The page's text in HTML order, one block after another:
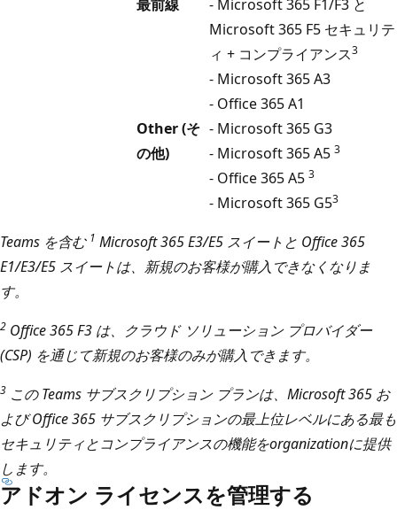
最前線
- Microsoft 365 F1/F3 と
Microsoft 365 F5 セキュリテ
ィ + コンプライアンス3
Other (そ
の他)
- Microsoft 365 A3
- Office 365 A1
- Microsoft 365 G3
- Microsoft 365 A5 3
- Office 365 A5 3
- Microsoft 365 G53
Teams を含む 1 Microsoft 365 E3/E5 スイートと Office 365
E1/E3/E5 スイートは、新規のお客様が購入できなくなりま
す。
2 Office 365 F3 は、クラウド ソリューション プロバイダー
(CSP) を通じて新規のお客様のみが購入できます。
3 この Teams サブスクリプション プランは、Microsoft 365 お
よび Office 365 サブスクリプションの最上位レベルにある最も
セキュリティとコンプライアンスの機能をorganizationに提供
します。
アドオン ライセンスを管理する